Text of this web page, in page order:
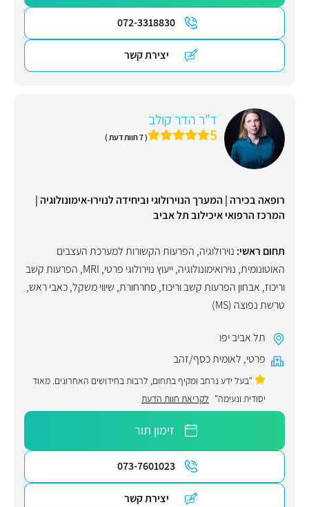
072-3318830
יצירת קשר
ד"ר הדר קולב
5 ( 7 חוות דעת )
רופאה בכירה | המערך הנוירולוגי וביחידה לנוירו-אימונולוגיה |
המרכז הרפואי איכילוב תל אביב
תחום ראשי: נוירולוגיה, הפרעות הקשורות למערכת העצבים
האוטונומית, נוירואימונולוגיה,ייעוץ נוירולוגי פרטי,
MRI
, הפרעות קשב
וריכוז, אבחון הפרעות קשב וריכוז, סחרחורת, שיווי משקל,כאבי ראש,
טרשת נפוצה (MS)
תל אביב יפו
פרטי, לאומית כסף/זהב
"בעל ידע נרחב ומקיף בתחום, לרבות בחידושים האחרונים. מאוד
יסודית ונעימה" לקריאת חוות הדעת
זימון תור
073-7601023
יצירת קשר